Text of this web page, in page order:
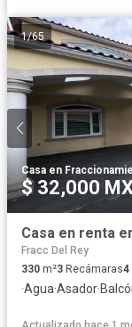
1/65
Casa en
$ 32,000
Fracc Del Rey
330 m²3 Recámaras4
·Agua·Asador·